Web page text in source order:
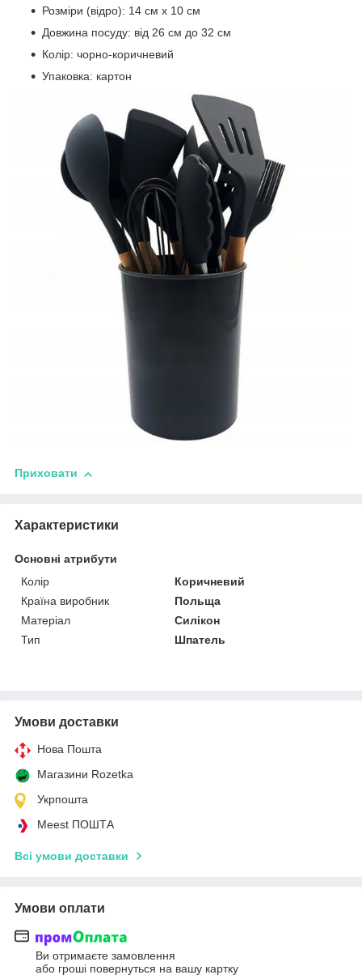
Розміри (відро): 14 см х 10 см
Довжина посуду: від 26 см до 32 см
Колір: чорно-коричневий
Упаковка: картон
Приховати
Характеристики
Основні атрибути
Колір
Коричневий
Країна виробник
Польща
Матеріал
Силікон
Тип
Шпатель
Умови доставки
Нова Пошта
Магазини Rozetka
Укрпошта
Meest ПОШТА
Всі умови доставки
Умови оплати
Ви отримаєте замовлення
або гроші повернуться на вашу картку